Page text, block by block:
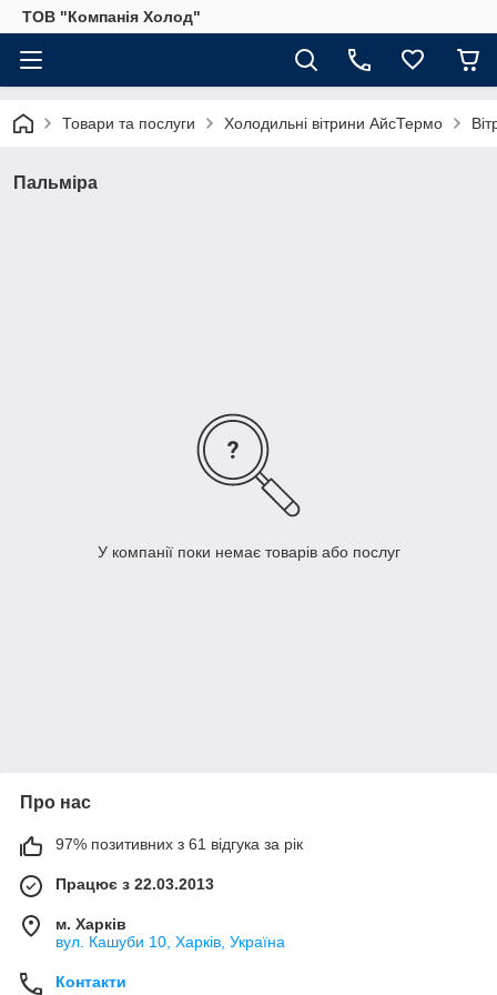
ТОВ "Компанія Холод"
Товари та послуги Холодильні вітрини АйсТермо
Пальміра
У компанії поки немає товарів або послуг
Про нас
97% позитивних з 61 відгука за рік
Працює з 22.03.2013
м. Харків
вул. Кашуби 10, Харків, Україна
Контакти